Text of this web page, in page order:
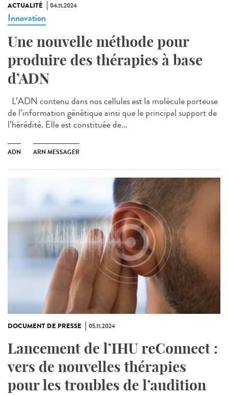
ACTUALITÉ 04.11.2024
Innovation
Une nouvelle méthode pour
produire des thérapies à base
d’ADN
L’ADN contenu dans nos cellules est la molécule porteuse
de l’information génétique ainsi que le principal support de
l’hérédité. Elle est constituée de...
ADN ARN MESSAGER
DOCUMENT DE PRESSE 05.11.2024
Lancement de l’IHU reConnect :
vers de nouvelles thérapies
pour les troubles de l’audition